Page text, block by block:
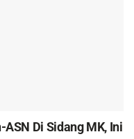
Di Sidang MK, Ini